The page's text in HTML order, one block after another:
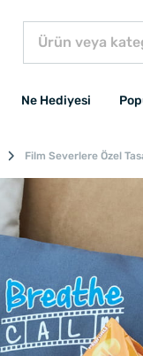
Ne Hediyesi
Film Severlere Özel